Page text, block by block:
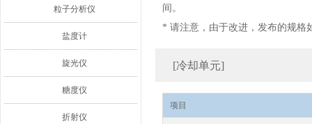
粒子分析仪
盐度计
旋光仪
糖度仪
折射仪
间。
* 请注意，由于改进，发布的规格
[冷却单元]
项目